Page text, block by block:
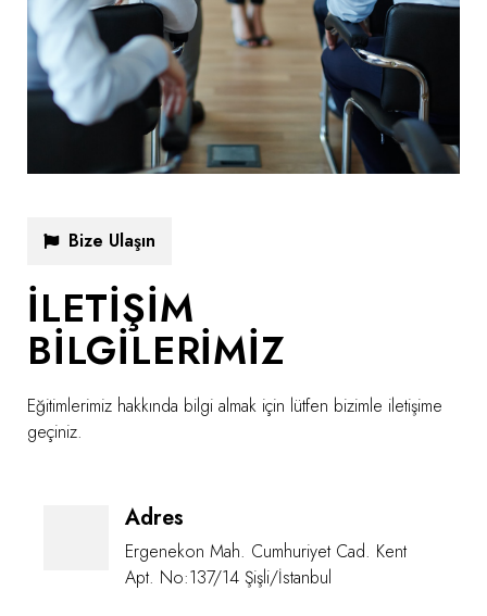
Bize Ulaşın
İLETİŞİM
BİLGİLERİMİZ
Eğitimlerimiz hakkında bilgi almak için lütfen bizimle iletişime
geçiniz.
Adres
Ergenekon Mah. Cumhuriyet Cad. Kent
Apt. No:137/14 Şişli/İstanbul